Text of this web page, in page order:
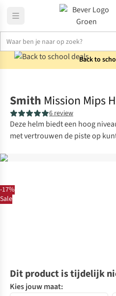
Back to
-17%
Sale
Smith Mission Mips
6 review
Deze helm biedt een hoog
met vertrouwen de piste op
Dit product is tijdelijk
Kies jouw maat: